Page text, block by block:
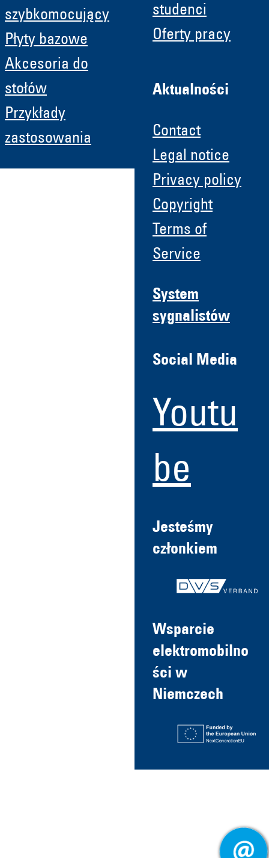
szybkomocujący
Płyty bazowe
Akcesoria do
stołów
Przykłady
zastosowania
studenci
Oferty pracy
Aktualności
Contact
Legal notice
Privacy policy
Copyright
Terms of
Service
System
sygnalistów
Social Media
Youtu
be
Jesteśmy
członkiem
Wsparcie
elektromobilno
ści w
Niemczech